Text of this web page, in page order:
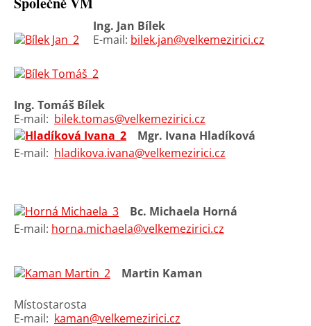
Ing. Jan Bílek
E-mail: bilek.jan@velkemezirici.cz
Ing. Tomáš Bílek
E-mail: bilek.tomas@velkemezirici.cz
Mgr. Ivana Hladíková
E-mail: hladikova.ivana@velkemezirici.cz
Bc. Michaela Horná
E-mail: horna.michaela@velkemezirici.cz
Martin Kaman
Místostarosta
E-mail: kaman@velkemezirici.cz